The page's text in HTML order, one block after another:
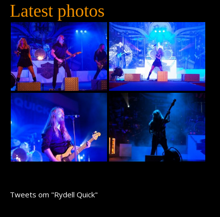
Latest photos
Tweets om "Rydell Quick"